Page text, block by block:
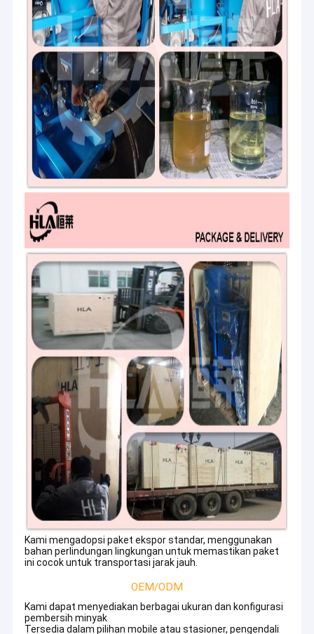
Rumah
Tentang kami
Kami mengadopsi paket ekspor standar, menggunakan
bahan perlindungan lingkungan untuk memastikan paket
ini cocok untuk transportasi jarak jauh.
OEM/ODM
Kami dapat menyediakan berbagai ukuran dan konfigurasi
pembersih minyak
Tersedia dalam pilihan mobile atau stasioner, pengendali
Chongqing HLA Mechanical Equipment Co., Ltd
produsen mesin profesional dari China. Sejak berdirinya HLA,
minyak yang inovatif dan solusi pengeringan udara & layanan
untuk aplikasi yang menuntut pada skala global.